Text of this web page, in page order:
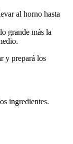
al horno hasta
grande más la
y prepará los
ingredientes.